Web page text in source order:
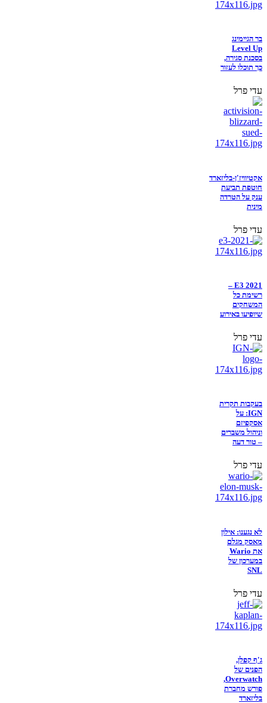
בר הגיימינג
Level Up
בסכנת סגירה,
כך תוכלו לעזור
עדי פרל
אקטיוויז'ן-בליזארד
חוטפת תביעת
ענק על הטרדה
מינית
עדי פרל
E3 2021 –
רשימת כל
המשחקים
שיופיעו באירוע
עדי פרל
בעקבות תקרית
IGN: על
אסקפיזם
וניהול משברים
– טור דעה
עדי פרל
לא נגענו: אילון
מאסק מגלם
את Wario
במערכון של
SNL
עדי פרל
ג'ף קפלן,
הפנים של
Overwatch,
פורש מחברת
בליזארד